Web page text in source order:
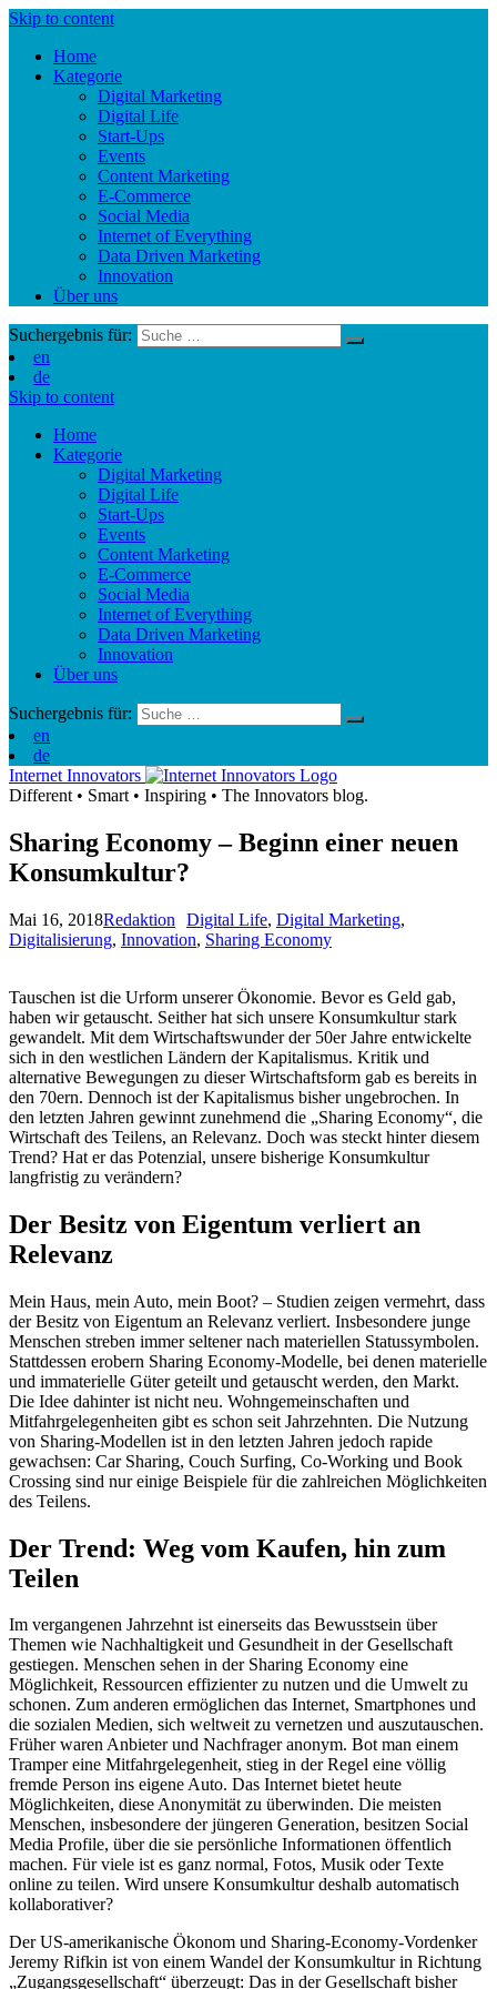
Skip to content
Home
Kategorie
Digital Marketing
Digital Life
Start-Ups
Events
Content Marketing
E-Commerce
Social Media
Internet of Everything
Data Driven Marketing
Innovation
Über uns
Suchergebnis für:
en
de
Skip to content
Home
Kategorie
Digital Marketing
Digital Life
Start-Ups
Events
Content Marketing
E-Commerce
Social Media
Internet of Everything
Data Driven Marketing
Innovation
Über uns
Suchergebnis für:
en
de
Internet Innovators
Different • Smart • Inspiring • The Innovators blog.
Sharing Economy – Beginn einer neuen
Konsumkultur?
Mai 16, 2018Redaktion Digital Life, Digital Marketing,
Digitalisierung, Innovation, Sharing Economy
Tauschen ist die Urform unserer Ökonomie. Bevor es Geld gab,
haben wir getauscht. Seither hat sich unsere Konsumkultur stark
gewandelt. Mit dem Wirtschaftswunder der 50er Jahre entwickelte
sich in den westlichen Ländern der Kapitalismus. Kritik und
alternative Bewegungen zu dieser Wirtschaftsform gab es bereits in
den 70ern. Dennoch ist der Kapitalismus bisher ungebrochen. In
den letzten Jahren gewinnt zunehmend die „Sharing Economy“, die
Wirtschaft des Teilens, an Relevanz. Doch was steckt hinter diesem
Trend? Hat er das Potenzial, unsere bisherige Konsumkultur
langfristig zu verändern?
Der Besitz von Eigentum verliert an
Relevanz
Mein Haus, mein Auto, mein Boot? – Studien zeigen vermehrt, dass
der Besitz von Eigentum an Relevanz verliert. Insbesondere junge
Menschen streben immer seltener nach materiellen Statussymbolen.
Stattdessen erobern Sharing Economy-Modelle, bei denen materielle
und immaterielle Güter geteilt und getauscht werden, den Markt.
Die Idee dahinter ist nicht neu. Wohngemeinschaften und
Mitfahrgelegenheiten gibt es schon seit Jahrzehnten. Die Nutzung
von Sharing-Modellen ist in den letzten Jahren jedoch rapide
gewachsen: Car Sharing, Couch Surfing, Co-Working und Book
Crossing sind nur einige Beispiele für die zahlreichen Möglichkeiten
des Teilens.
Der Trend: Weg vom Kaufen, hin zum
Teilen
Im vergangenen Jahrzehnt ist einerseits das Bewusstsein über
Themen wie Nachhaltigkeit und Gesundheit in der Gesellschaft
gestiegen. Menschen sehen in der Sharing Economy eine
Möglichkeit, Ressourcen effizienter zu nutzen und die Umwelt zu
schonen. Zum anderen ermöglichen das Internet, Smartphones und
die sozialen Medien, sich weltweit zu vernetzen und auszutauschen.
Früher waren Anbieter und Nachfrager anonym. Bot man einem
Tramper eine Mitfahrgelegenheit, stieg in der Regel eine völlig
fremde Person ins eigene Auto. Das Internet bietet heute
Möglichkeiten, diese Anonymität zu überwinden. Die meisten
Menschen, insbesondere der jüngeren Generation, besitzen Social
Media Profile, über die sie persönliche Informationen öffentlich
machen. Für viele ist es ganz normal, Fotos, Musik oder Texte
online zu teilen. Wird unsere Konsumkultur deshalb automatisch
kollaborativer?
Der US-amerikanische Ökonom und Sharing-Economy-Vordenker
Jeremy Rifkin ist von einem Wandel der Konsumkultur in Richtung
„Zugangsgesellschaft“ überzeugt: Das in der Gesellschaft bisher